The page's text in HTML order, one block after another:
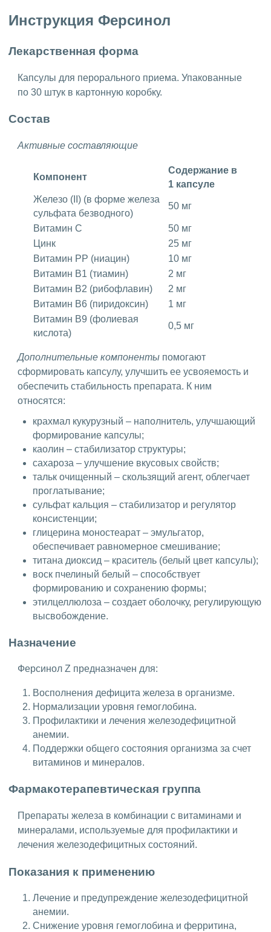
Инструкция Ферсинол
Лекарственная форма
Капсулы для перорального приема. Упакованные
по 30 штук в картонную коробку.
Состав
Активные составляющие
Компонент
Содержание в
1 капсуле
Железо (II) (в форме железа
сульфата безводного)
50 мг
Витамин C
50 мг
Цинк
25 мг
Витамин PP (ниацин)
10 мг
Витамин B1 (тиамин)
2 мг
Витамин B2 (рибофлавин)
2 мг
Витамин B6 (пиридоксин)
1 мг
Витамин B9 (фолиевая
кислота)
0,5 мг
Дополнительные компоненты помогают
сформировать капсулу, улучшить ее усвояемость и
обеспечить стабильность препарата. К ним
относятся:
крахмал кукурузный – наполнитель, улучшающий
формирование капсулы;
каолин – стабилизатор структуры;
сахароза – улучшение вкусовых свойств;
тальк очищенный – скользящий агент, облегчает
проглатывание;
сульфат кальция – стабилизатор и регулятор
консистенции;
глицерина моностеарат – эмульгатор,
обеспечивает равномерное смешивание;
титана диоксид – краситель (белый цвет капсулы);
воск пчелиный белый – способствует
формированию и сохранению формы;
этилцеллюлоза – создает оболочку, регулирующую
высвобождение.
Назначение
Ферсинол Z предназначен для:
Восполнения дефицита железа в организме.
Нормализации уровня гемоглобина.
Профилактики и лечения железодефицитной
анемии.
Поддержки общего состояния организма за счет
витаминов и минералов.
Фармакотерапевтическая группа
Препараты железа в комбинации с витаминами и
минералами, используемые для профилактики и
лечения железодефицитных состояний.
Показания к применению
Лечение и предупреждение железодефицитной
анемии.
Снижение уровня гемоглобина и ферритина,